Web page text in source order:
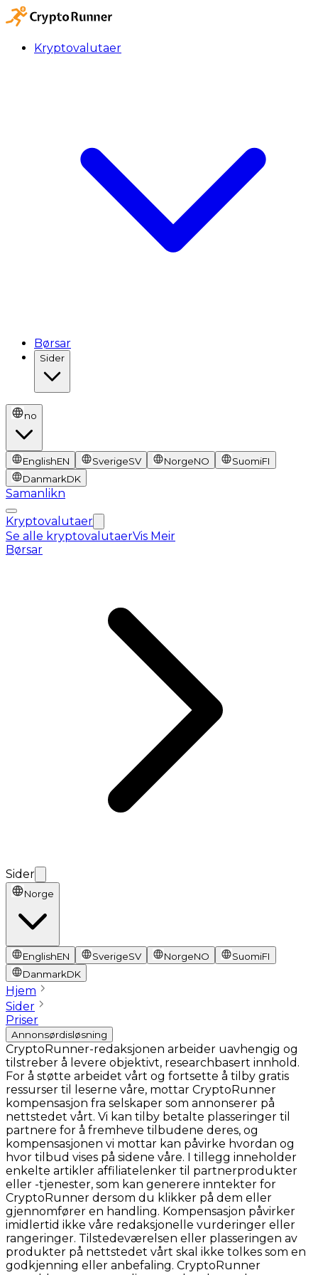
Kryptovalutaer
Børsar
Sider
no
EnglishEN SverigeSV NorgeNO SuomiFI
DanmarkDK
Samanlikn
Kryptovalutaer
Se alle kryptovalutaerVis Meir
Børsar
Sider
Norge
EnglishEN SverigeSV NorgeNO SuomiFI
DanmarkDK
Hjem
Sider
Priser
Annonsørdisløsning
CryptoRunner-redaksjonen arbeider uavhengig og
tilstreber å levere objektivt, researchbasert innhold.
For å støtte arbeidet vårt og fortsette å tilby gratis
ressurser til leserne våre, mottar CryptoRunner
kompensasjon fra selskaper som annonserer på
nettstedet vårt. Vi kan tilby betalte plasseringer til
partnere for å fremheve tilbudene deres, og
kompensasjonen vi mottar kan påvirke hvordan og
hvor tilbud vises på sidene våre. I tillegg inneholder
enkelte artikler affiliatelenker til partnerprodukter
eller -tjenester, som kan generere inntekter for
CryptoRunner dersom du klikker på dem eller
gjennomfører en handling. Kompensasjon påvirker
imidlertid ikke våre redaksjonelle vurderinger eller
rangeringer. Tilstedeværelsen eller plasseringen av
produkter på nettstedet vårt skal ikke tolkes som en
godkjenning eller anbefaling. CryptoRunner